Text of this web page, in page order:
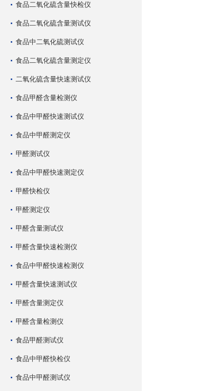
食品二氧化硫含量快检仪
食品二氧化硫含量测试仪
食品中二氧化硫测试仪
食品二氧化硫含量测定仪
二氧化硫含量快速测试仪
食品甲醛含量检测仪
食品中甲醛快速测试仪
食品中甲醛测定仪
甲醛测试仪
食品中甲醛快速测定仪
甲醛快检仪
甲醛测定仪
甲醛含量测试仪
甲醛含量快速检测仪
食品中甲醛快速检测仪
甲醛含量快速测试仪
甲醛含量测定仪
甲醛含量检测仪
食品甲醛测试仪
食品中甲醛快检仪
食品中甲醛测试仪